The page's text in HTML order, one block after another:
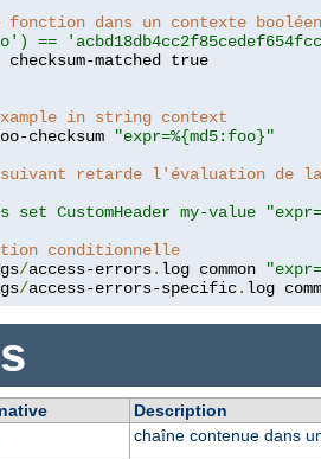
fonction dans un contexte booléen
==
in string context
checksum
"expr=%{md5:foo}"
suivant retarde l'évaluation de
set CustomHeader my-value
conditionnelle
/access-errors. log common
/access-errors-specific. log
Description
chaîne contenue dans